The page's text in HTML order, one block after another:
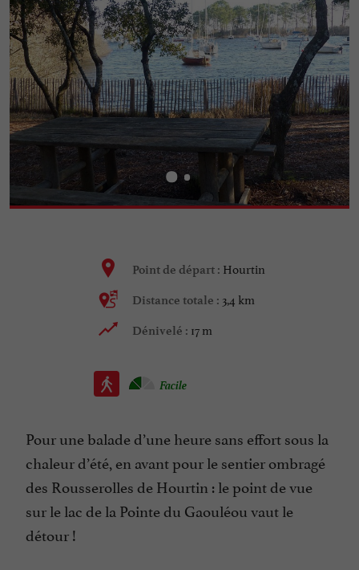
Point de départ : Hourtin
Distance totale : 3,4 km
Dénivelé : 17 m
Facile
Pour une balade d’une heure sans effort sous la
chaleur d’été, en avant pour le sentier ombragé
des Rousserolles de Hourtin : le point de vue
sur le lac de la Pointe du Gaouléou vaut le
détour !